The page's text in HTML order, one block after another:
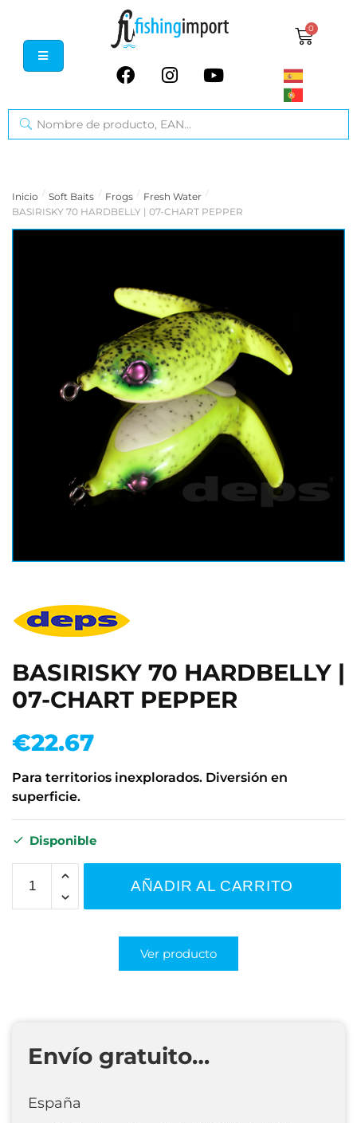
0
Inicio / Soft Baits / Frogs / Fresh Water /
BASIRISKY 70 HARDBELLY | 07-CHART PEPPER
BASIRISKY 70 HARDBELLY |
07-CHART PEPPER
€22.67
Para territorios inexplorados. Diversión en
superficie.
Disponible
AÑADIR AL CARRITO
Ver producto
Envío gratuito…
España